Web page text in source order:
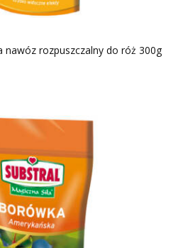
nawóz rozpuszczalny do róż 300g